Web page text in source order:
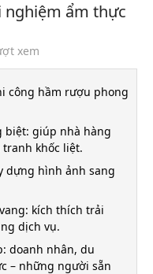
nghiệm ẩm thực
xem
công hầm rượu phong
biệt: giúp nhà hàng
khốc liệt.
dựng hình ảnh sang
kích thích trải
dịch vụ.
doanh nhân, du
– những người sẵn